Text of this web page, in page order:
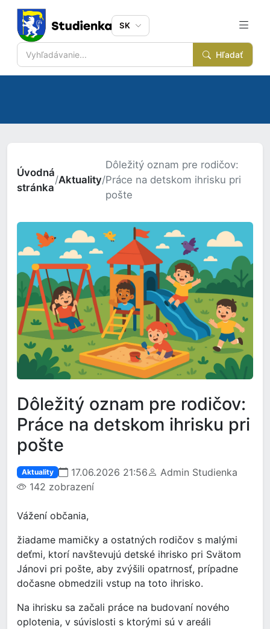
Hľadať
SK
Úvodná
stránka
/Aktuality/
Dôležitý oznam pre rodičov:
Práce na detskom ihrisku pri
pošte
Dôležitý oznam pre rodičov:
Práce na detskom ihrisku pri
pošte
Aktuality 17.06.2026 21:56
Admin Studienka
142 zobrazení
Vážení občania,
žiadame mamičky a ostatných rodičov s malými
deťmi, ktorí navštevujú detské ihrisko pri Svätom
Jánovi pri pošte, aby zvýšili opatrnosť, prípadne
dočasne obmedzili vstup na toto ihrisko.
Na ihrisku sa začali práce na budovaní nového
oplotenia, v súvislosti s ktorými sú v areáli